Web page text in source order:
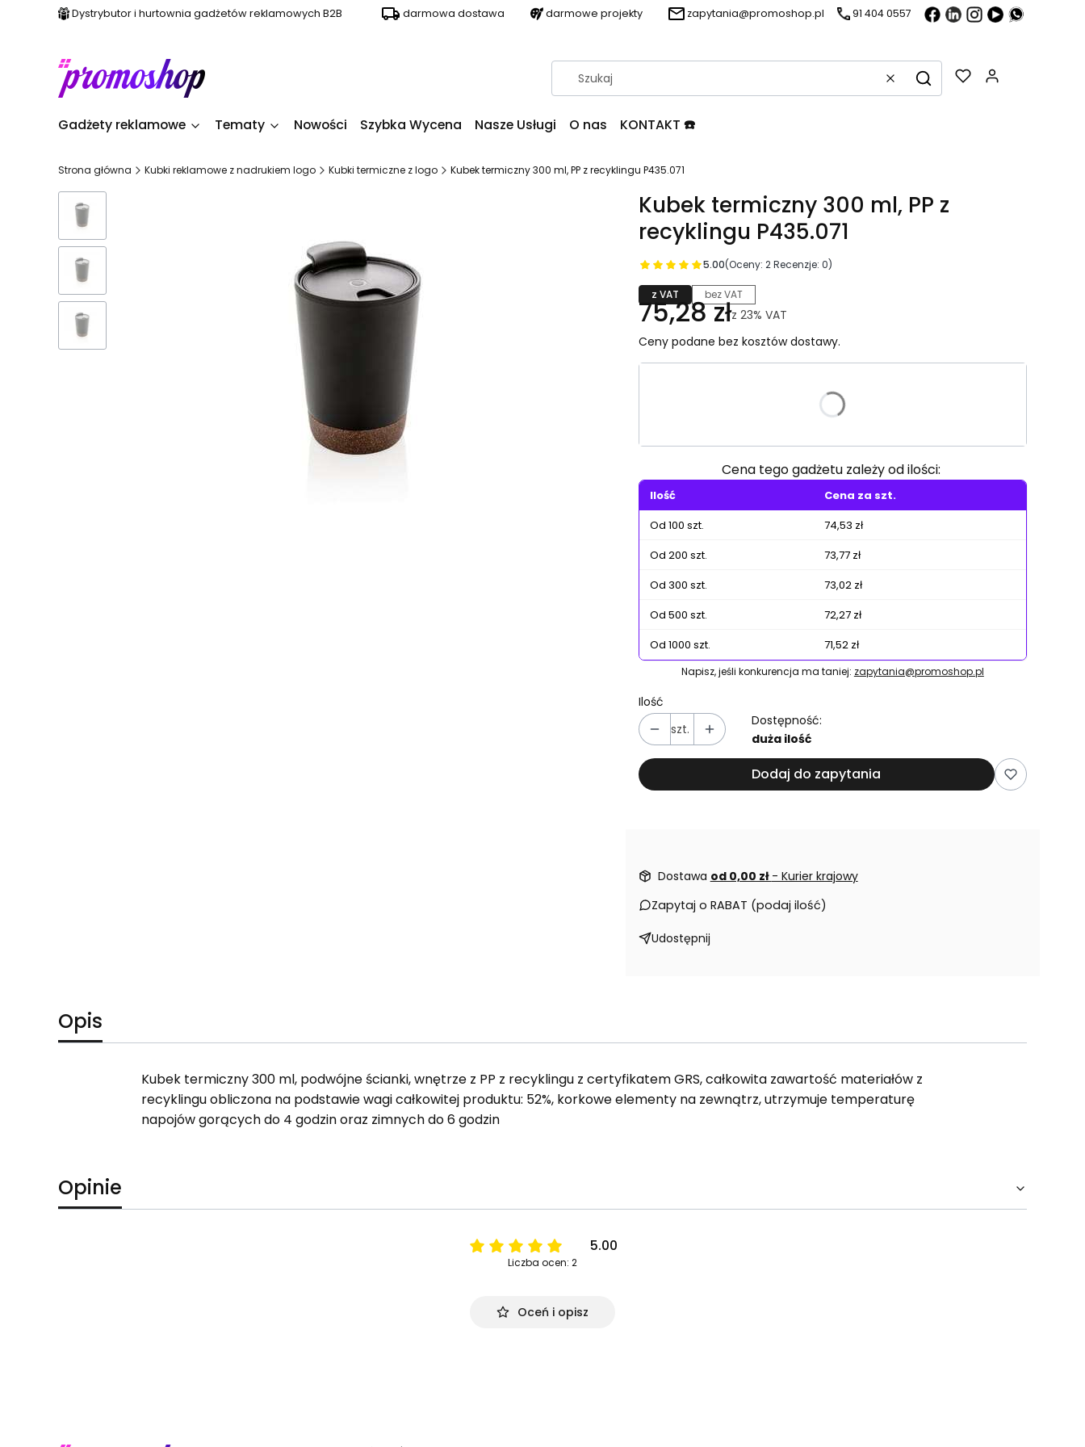
Dystrybutor i hurtownia gadżetów reklamowych B2B darmowa dostawa darmowe projekty zapytania@promoshop.pl 91 404 0557
WyczyśćSzukaj
Gadżety reklamowe Tematy Nowości Szybka Wycena Nasze Usługi O nas KONTAKT ☎️
Strona główna Kubki reklamowe z nadrukiem logo Kubki termiczne z logo Kubek termiczny 300 ml, PP z recyklingu P435.071
Kubek termiczny 300 ml, PP z
recyklingu P435.071
5.00(Oceny: 2 Recenzje: 0)
z VAT bez VAT
75,28 złz 23% VAT
Ceny podane bez kosztów dostawy.
Poszczególne warianty mogą różnić się ceną
Cena tego gadżetu zależy od ilości:
Ilość
Cena za szt.
Od 100 szt.
74,53 zł
Od 200 szt.
73,77 zł
Od 300 szt.
73,02 zł
Od 500 szt.
72,27 zł
Od 1000 szt.
71,52 zł
Napisz, jeśli konkurencja ma taniej: zapytania@promoshop.pl
Ilość
szt.
Dostępność:
duża ilość
Dodaj do zapytania
Dostawa od 0,00 zł - Kurier krajowy
Zapytaj o RABAT (podaj ilość)
Udostępnij
Opis
Kubek termiczny 300 ml, podwójne ścianki, wnętrze z PP z recyklingu z certyfikatem GRS, całkowita zawartość materiałów z
recyklingu obliczona na podstawie wagi całkowitej produktu: 52%, korkowe elementy na zewnątrz, utrzymuje temperaturę
napojów gorących do 4 godzin oraz zimnych do 6 godzin
Opinie
5.00
Liczba ocen: 2
Oceń i opisz